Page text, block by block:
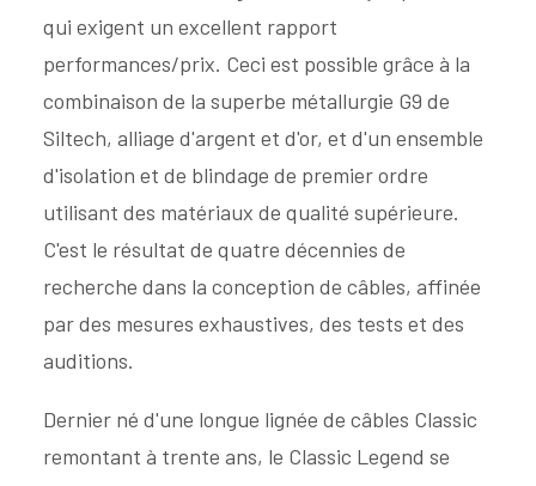
qui exigent un excellent rapport
performances/prix. Ceci est possible grâce à la
combinaison de la superbe métallurgie G9 de
Siltech, alliage d'argent et d'or, et d'un ensemble
d'isolation et de blindage de premier ordre
utilisant des matériaux de qualité supérieure.
C'est le résultat de quatre décennies de
recherche dans la conception de câbles, affinée
par des mesures exhaustives, des tests et des
auditions.
Dernier né d'une longue lignée de câbles Classic
remontant à trente ans, le Classic Legend se